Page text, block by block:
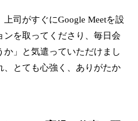
司がすぐにGoogle Meetを設
を取ってくださり、毎日会
」と気遣っていただけまし
、とても心強く、ありがたか